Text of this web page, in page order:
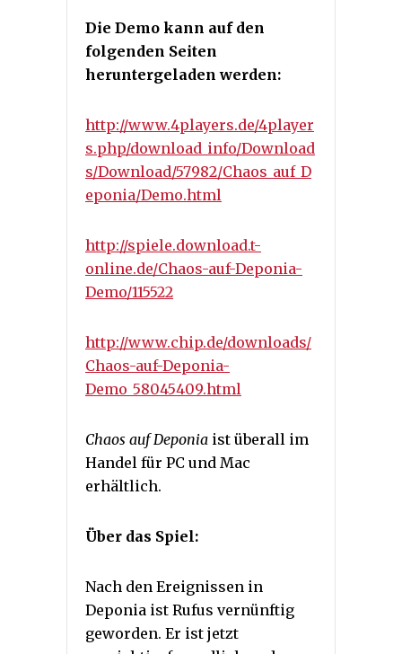
Die Demo kann auf den
folgenden Seiten
heruntergeladen werden:
http://www.4players.de/4player
s.php/download_info/Download
s/Download/57982/Chaos_auf_D
eponia/Demo.html
http://spiele.download.t-
online.de/Chaos-auf-Deponia-
Demo/115522
http://www.chip.de/downloads/
Chaos-auf-Deponia-
Demo_58045409.html
Chaos auf Deponia ist überall im
Handel für PC und Mac
erhältlich.
Über das Spiel:
Nach den Ereignissen in
Deponia ist Rufus vernünftig
geworden. Er ist jetzt